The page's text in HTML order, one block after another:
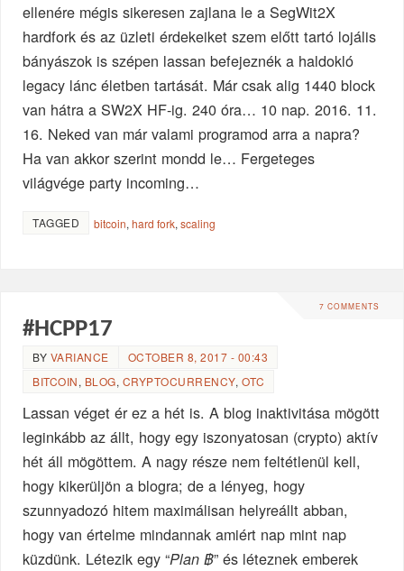
ellenére mégis sikeresen zajlana le a SegWit2X
hardfork és az üzleti érdekeiket szem előtt tartó lojális
bányászok is szépen lassan befejeznék a haldokló
legacy lánc életben tartását. Már csak alig 1440 block
van hátra a SW2X HF-ig. 240 óra… 10 nap. 2016. 11.
16. Neked van már valami programod arra a napra?
Ha van akkor szerint mondd le… Fergeteges
világvége party incoming…
TAGGED bitcoin,hard fork,scaling
7 COMMENTS
#HCPP17
BY VARIANCE
OCTOBER 8, 2017 - 00:43
BITCOIN, BLOG, CRYPTOCURRENCY, OTC
Lassan véget ér ez a hét is. A blog inaktivitása mögött
leginkább az állt, hogy egy iszonyatosan (crypto) aktív
hét áll mögöttem. A nagy része nem feltétlenül kell,
hogy kikerüljön a blogra; de a lényeg, hogy
szunnyadozó hitem maximálisan helyreállt abban,
hogy van értelme mindannak amiért nap mint nap
küzdünk. Létezik egy “Plan ฿” és léteznek emberek